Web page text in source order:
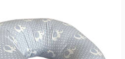
ابزارآلات ابزارآلات
لوازم خودرو لوازم خودرو